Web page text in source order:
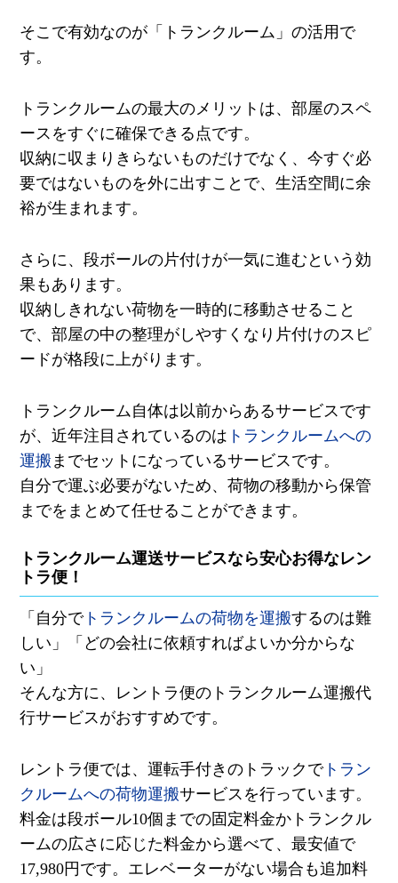
そこで有効なのが「トランクルーム」の活用で
す。
トランクルームの最大のメリットは、部屋のスペ
ースをすぐに確保できる点です。
収納に収まりきらないものだけでなく、今すぐ必
要ではないものを外に出すことで、生活空間に余
裕が生まれます。
さらに、段ボールの片付けが一気に進むという効
果もあります。
収納しきれない荷物を一時的に移動させること
で、部屋の中の整理がしやすくなり片付けのスピ
ードが格段に上がります。
トランクルーム自体は以前からあるサービスです
が、近年注目されているのは トランクルームへの
運搬 までセットになっているサービスです。
自分で運ぶ必要がないため、荷物の移動から保管
までをまとめて任せることができます。
トランクルーム運送サービスなら安心お得なレン
トラ便！
「自分でトランクルームの荷物を運搬するのは難
しい」「どの会社に依頼すればよいか分からな
い」
そんな方に、レントラ便のトランクルーム運搬代
行サービスがおすすめです。
レントラ便では、運転手付きのトラックでトラン
クルームへの荷物運搬サービスを行っています。
料金は段ボール10個までの固定料金かトランクル
ームの広さに応じた料金から選べて、最安値で
17,980円です。エレベーターがない場合も追加料